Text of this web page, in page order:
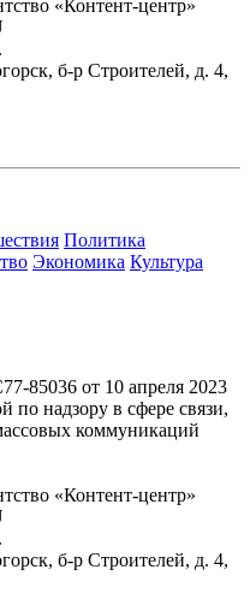
«Контент-центр»
б-р Строителей, д. 4,
Политика
Экономика Культура
85036 от 10 апреля 2023
по надзору в сфере связи,
коммуникаций
«Контент-центр»
б-р Строителей, д. 4,